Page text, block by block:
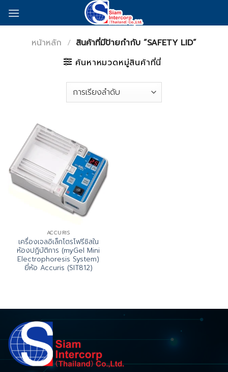
หน้าหลัก / สินค้าที่มีป้ายกำกับ “SAFETY LID”
ค้นหาหมวดหมู่สินค้าที่นี่
ACCURIS
เครื่องเจลอิเล็กโตรโฟรีซิสใน
ห้องปฏิบัติการ (myGel Mini
Electrophoresis System)
ยี่ห้อ Accuris (SIT812)